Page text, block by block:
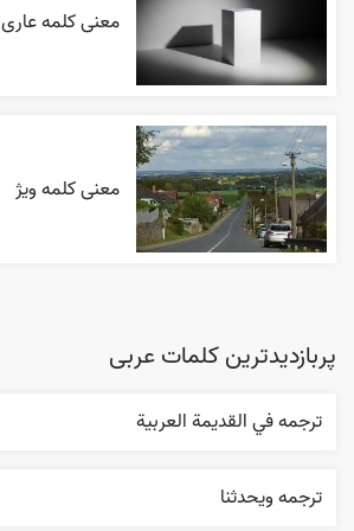
معنی کلمه عاری
معنی کلمه ویژ
پربازدیدترین کلمات عربی
ترجمه في القديمة العربية
ترجمه ويحدثنا